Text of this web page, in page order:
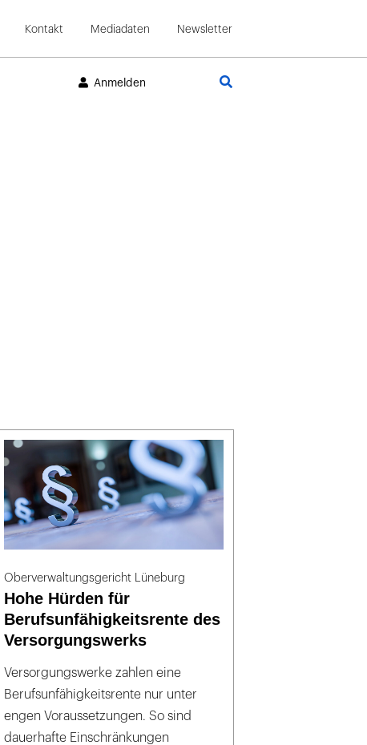
Kontakt Mediadaten Newsletter
Anmelden
Oberverwaltungsgericht Lüneburg
Hohe Hürden für
Berufsunfähigkeitsrente des
Versorgungswerks
Versorgungswerke zahlen eine
Berufsunfähigkeitsrente nur unter
engen Voraussetzungen. So sind
dauerhafte Einschränkungen